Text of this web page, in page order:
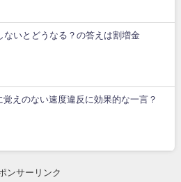
ないとどうなる？の答えは割増金
覚えのない速度違反に効果的な一言？
ンサーリンク